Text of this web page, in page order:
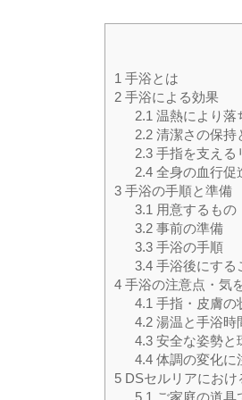
1 手浴とは
2 手浴による効果
2.1 温熱により落
2.2清潔さの保持
2.3手指を支える
2.4全身の血行促
3 手浴の手順と準備
3.1 用意するもの
3.2事前の準備
3.3手浴の手順
3.4手浴後にする
4 手浴の注意点・気
4.1 手指・皮膚の
4.2湯温と手浴時
4.3安全な姿勢と
4.4体調の変化に
5 DSセルリアにお